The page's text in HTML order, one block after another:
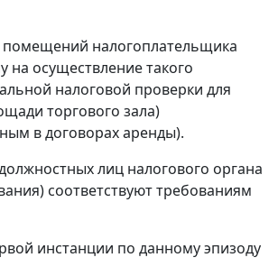
налогоплательщика
на осуществление такого
налоговой проверки для
торгового зала)
в договорах аренды).
лиц налогового органа
соответствуют требованиям
инстанции по данному эпизоду